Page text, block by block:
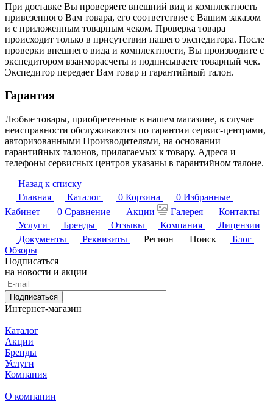
При доставке Вы проверяете внешний вид и комплектность
привезенного Вам товара, его соответствие с Вашим заказом
и с приложенным товарным чеком. Проверка товара
происходит только в присутствии нашего экспедитора. После
проверки внешнего вида и комплектности, Вы производите с
экспедитором взаиморасчеты и подписываете товарный чек.
Экспедитор передает Вам товар и гарантийный талон.
Гарантия
Любые товары, приобретенные в нашем магазине, в случае
неисправности обслуживаются по гарантии сервис-центрами,
авторизованными Производителями, на основании
гарантийных талонов, прилагаемых к товару. Адреса и
телефоны сервисных центров указаны в гарантийном талоне.
Назад к списку
Главная
Каталог 0 Корзина 0 Избранные
Кабинет
0 Сравнение Акции Галерея
Контакты
Услуги
Бренды Отзывы Компания
Лицензии
Документы
Реквизиты Регион Поиск
Блог
Обзоры
Подписаться
на новости и акции
Подписаться
Интернет-магазин
Каталог
Акции
Бренды
Услуги
Компания
О компании